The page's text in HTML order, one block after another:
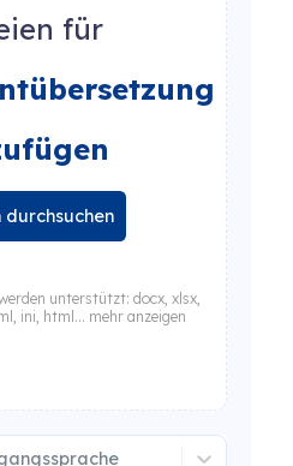
für
durchsuchen
unterstützt: docx, xlsx,
ini, html... mehr anzeigen